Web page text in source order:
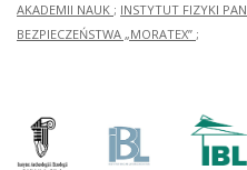
AKADEMII NAUK ; INSTYTUT FIZYKI PAN
BEZPIECZEŃSTWA „MORATEX” ;